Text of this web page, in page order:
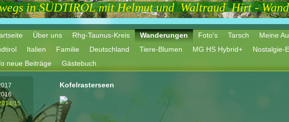
in SÜDTIROL mit Helmut und Waltraud Hirt -
Über uns Rhg-Taunus-Kreis Wanderungen Foto's Tarsch
Meine
Italien Familie Deutschland Tiere-Blumen MG HS Hybrid+
Nostalgie-
neue Beiträge
Gästebuch
Kofelrasterseen
15